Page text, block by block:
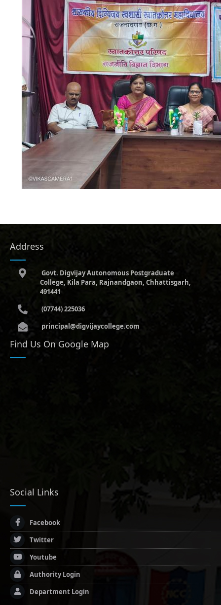
Address
Govt. Digvijay Autonomous Postgraduate
College, Kila Para, Rajnandgaon, Chhattisgarh,
491441
(07744) 225036
principal@digvijaycollege.com
Find Us On Google Map
Social Links
Facebook
Twitter
Youtube
Authority Login
Department Login